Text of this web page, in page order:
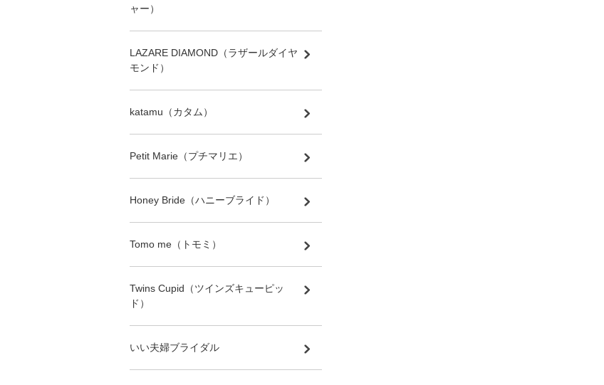
ャー）
LAZARE DIAMOND（ラザールダイヤ
モンド）
katamu（カタム）
Petit Marie（プチマリエ）
Honey Bride（ハニーブライド）
Tomo me（トモミ）
Twins Cupid（ツインズキューピッ
ド）
いい夫婦ブライダル